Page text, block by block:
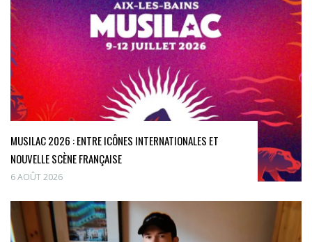
MUSILAC 2026 : ENTRE ICÔNES INTERNATIONALES ET
NOUVELLE SCÈNE FRANÇAISE
6 AOÛT 2026